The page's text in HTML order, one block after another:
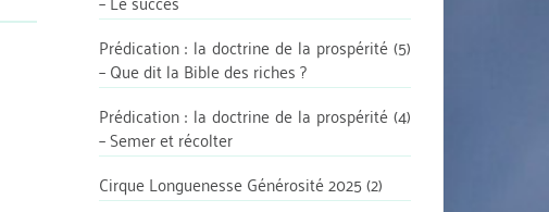
Prédication : la doctrine de la prospérité (5)
– Que dit la Bible des riches ?
Prédication : la doctrine de la prospérité (4)
– Semer et récolter
Cirque Longuenesse Générosité 2025 (2)